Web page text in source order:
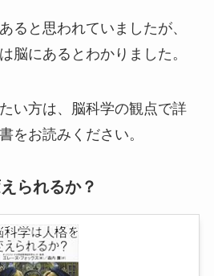
ると思われていましたが、
脳にあるとわかりました。
い方は、脳科学の観点で詳
をお読みください。
られるか？